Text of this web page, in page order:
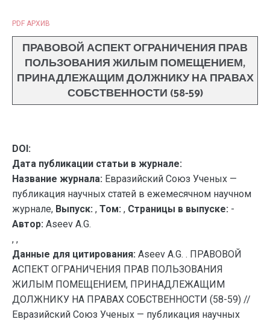
PDF АРХИВ
ПРАВОВОЙ АСПЕКТ ОГРАНИЧЕНИЯ ПРАВ
ПОЛЬЗОВАНИЯ ЖИЛЫМ ПОМЕЩЕНИЕМ,
ПРИНАДЛЕЖАЩИМ ДОЛЖНИКУ НА ПРАВАХ
СОБСТВЕННОСТИ (58-59)
DOI:
Дата публикации статьи в журнале:
Название журнала: Евразийский Союз Ученых —
публикация научных статей в ежемесячном научном
журнале, Выпуск: , Том: , Страницы в выпуске: -
Автор: Aseev A.G.
, ,
Данные для цитирования: Aseev A.G. . ПРАВОВОЙ
АСПЕКТ ОГРАНИЧЕНИЯ ПРАВ ПОЛЬЗОВАНИЯ
ЖИЛЫМ ПОМЕЩЕНИЕМ, ПРИНАДЛЕЖАЩИМ
ДОЛЖНИКУ НА ПРАВАХ СОБСТВЕННОСТИ (58-59) //
Евразийский Союз Ученых — публикация научных